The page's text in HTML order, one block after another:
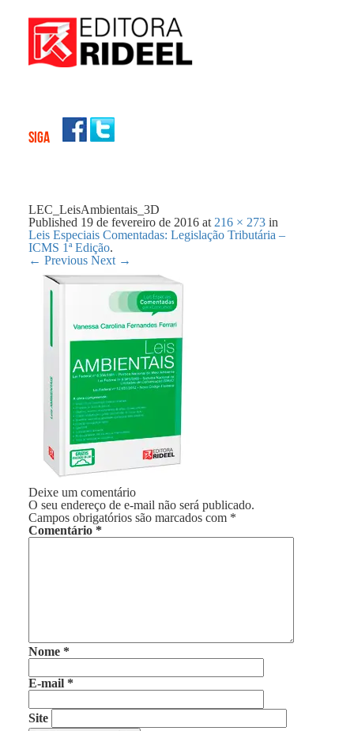
SIGA
LEC_LeisAmbientais_3D
Published 19 de fevereiro de 2016 at 216 × 273 in
Leis Especiais Comentadas: Legislação Tributária –
ICMS 1ª Edição.
← Previous Next →
Deixe um comentário
O seu endereço de e-mail não será publicado.
Campos obrigatórios são marcados com *
Comentário *
Nome *
E-mail *
Site